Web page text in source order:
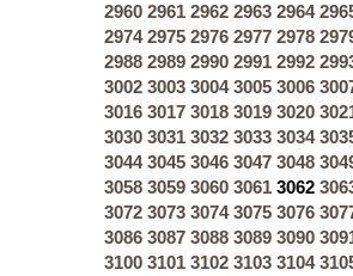
2960 2961 2962 2963 2964
2974 2975 2976 2977 2978
2988 2989 2990 2991 2992
3002 3003 3004 3005 3006
3016 3017 3018 3019 3020
3030 3031 3032 3033 3034
3044 3045 3046 3047 3048
3058 3059 3060 3061 3062
3072 3073 3074 3075 3076
3086 3087 3088 3089 3090
3100 3101 3102 3103 3104